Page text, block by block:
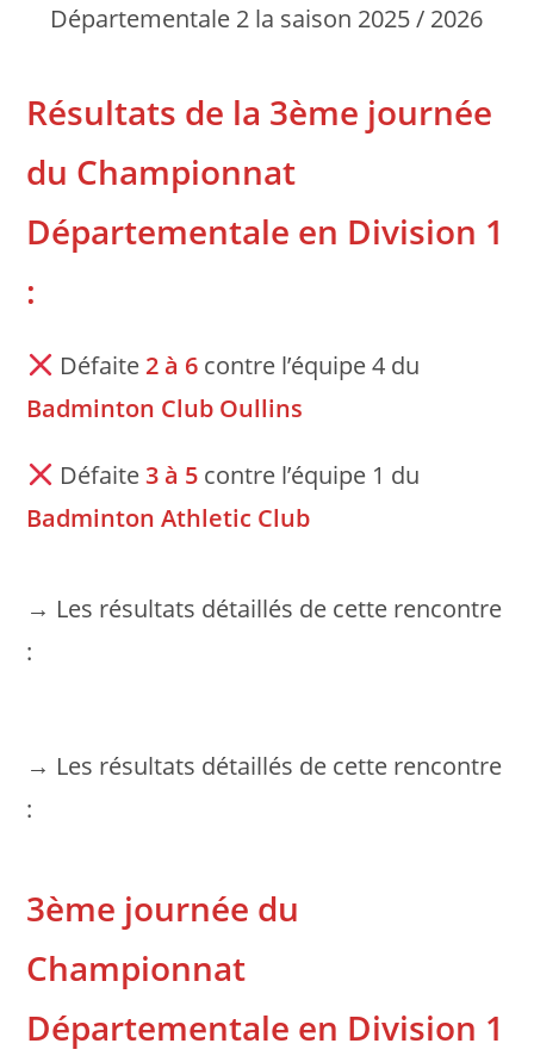
Départementale 2 la saison 2025 / 2026
Résultats de la 3ème journée
du Championnat
Départementale en Division 1
:
Défaite2 à 6 contre l’équipe 4 du
Badminton Club Oullins
Défaite3 à 5 contre l’équipe 1 du
Badminton Athletic Club
→ Les résultats détaillés de cette rencontre
:
→ Les résultats détaillés de cette rencontre
:
3ème journée du
Championnat
Départementale en Division 1